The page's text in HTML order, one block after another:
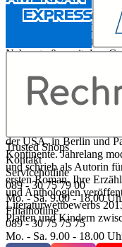
Carine Bernard wurde
mittlerweile in der
Frankreich und
Nebenstraßen mit dem
malerischen Dörfern
seit Jahren ihr liebstes Ziel.
Katja Bohnet, Jahrgang
Philosophie, bevor sie
Porträtfotos und
der USA, in Berlin und
Kontinente. Jahrelang
und schrieb als Autorin
ersten Roman. Ihre
und Anthologien
Literaturwettbewerbs
Platten und Kindern
Trusted Shops
Kontakt
Servicehotline
089 - 30 75 79 00
Mo. - Sa. 9.00 - 18.00
Filialhotline
089 - 30 75 75 75
Mo. - Sa. 9.00 - 18.00